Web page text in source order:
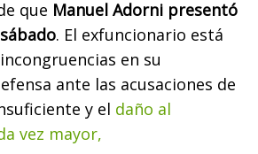
que Manuel Adorni presentó
. El exfuncionario está
en su
ante las acusaciones de
y el daño al
vez mayor,